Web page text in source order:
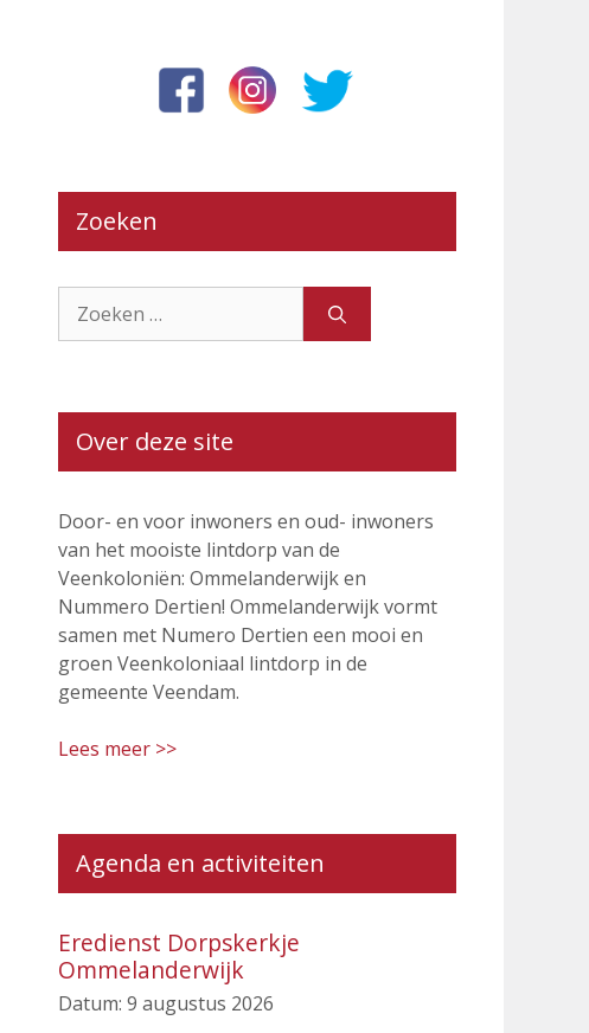
Zoeken
naar:
Over deze site
Door- en voor inwoners en oud- inwoners
van het mooiste lintdorp van de
Veenkoloniën: Ommelanderwijk en
Nummero Dertien! Ommelanderwijk vormt
samen met Numero Dertien een mooi en
groen Veenkoloniaal lintdorp in de
gemeente Veendam.
Lees meer >>
Agenda en activiteiten
Eredienst Dorpskerkje
Ommelanderwijk
Datum: 9 augustus 2026